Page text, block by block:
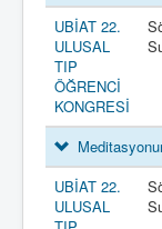
UBİAT 22.
ULUSAL
TIP
ÖĞRENCİ
KONGRESİ
UBİAT 22.
ULUSAL